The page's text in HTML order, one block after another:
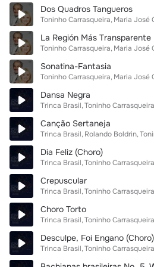
Dos Quadros Tangueros
Toninho Carrasqueira Maria José
La Región Más Transparente
Toninho Carrasqueira Maria José
Sonatina-Fantasia
Toninho Carrasqueira Maria José
Dansa Negra
Trinca Brasil Toninho Carrasqueira
Canção Sertaneja
Trinca Brasil Rolando Boldrin
Dia Feliz (Choro)
Trinca Brasil Toninho Carrasqueira
Crepuscular
Trinca Brasil Toninho Carrasqueira
Choro Torto
Trinca Brasil Toninho Carrasqueira
Desculpe, Foi Engano (Choro)
Trinca Brasil Toninho Carrasqueira